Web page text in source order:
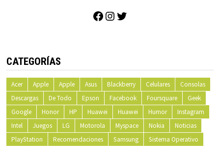
Facebook
Instagram
CATEGORÍAS
Acer Apple Apple Asus Blackberry Celulares
Consolas
Descargas
De Todo Epson Facebook Foursquare
Geek
Google
Honor HP Huawei Huawei Humor
Instagram
Intel
Juegos LG Motorola Myspace Nokia
Noticias
PlayStation
Recomendaciones Samsung
Sistema Operativo